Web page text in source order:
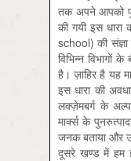
तक अपने आपको
की गयी इस धारा
school) की संज्ञा
विभिन्न विभागों
है। ज़ाहिर है यह
इस धारा की
लक्ज़ेमबर्ग के
मार्क्स के
जनक बताया और
दूसरे खण्ड में हम